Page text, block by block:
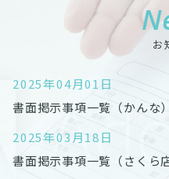
お
2025年04月01日
書面掲示事項一覧（かんな）
2025年03月18日
書面掲示事項一覧（さくら店